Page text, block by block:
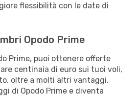
flessibilità con le date di
Opodo Prime
Prime, puoi ottenere offerte
centinaia di euro sui tuoi voli,
oltre a molti altri vantaggi.
di Opodo Prime e diventa